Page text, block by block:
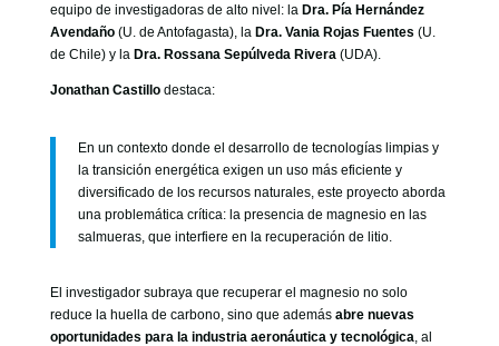
equipo de investigadoras de alto nivel: la Dra. Pía Hernández
Avendaño(U. de Antofagasta), la Dra. Vania Rojas Fuentes (U.
de Chile) y la Dra. Rossana Sepúlveda Rivera (UDA).
Jonathan Castillodestaca:
En un contexto donde el desarrollo de tecnologías limpias y
la transición energética exigen un uso más eficiente y
diversificado de los recursos naturales, este proyecto aborda
una problemática crítica: la presencia de magnesio en las
salmueras, que interfiere en la recuperación de litio.
El investigador subraya que recuperar el magnesio no solo
reduce la huella de carbono, sino que además abre nuevas
oportunidades para la industria aeronáutica y tecnológica , al